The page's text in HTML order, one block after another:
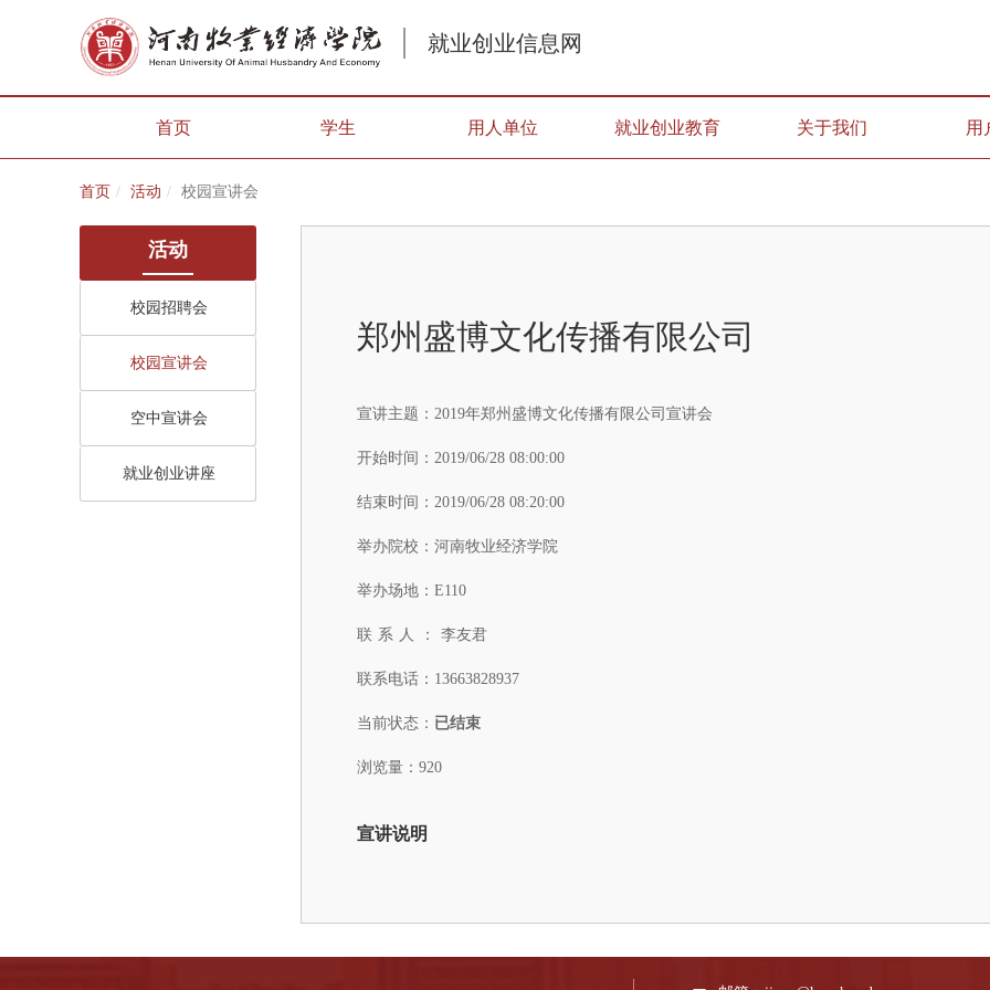
就业创业信息网
首页 学生 用人单位 就业创业教育 关于我们 用
首页 活动 校园宣讲会
活动
校园招聘会
校园宣讲会
空中宣讲会
就业创业讲座
郑州盛博文化传播有限公司
宣讲主题： 2019年郑州盛博文化传播有限公司宣讲会
开始时间： 2019/06/28 08:00:00
结束时间： 2019/06/28 08:20:00
举办院校： 河南牧业经济学院
举办场地： E110
联系人： 李友君
联系电话： 13663828937
当前状态： 已结束
浏览量：920
宣讲说明